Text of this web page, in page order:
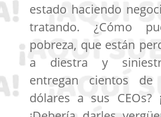
estado haciendo
tratando. ¿Cómo
pobreza, que están
a diestra y
entregan cientos
dólares a sus CEOs?